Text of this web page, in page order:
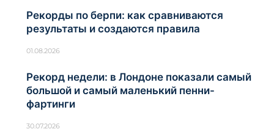
Рекорды по берпи: как сравниваются
результаты и создаются правила
01.08.2026
Рекорд недели: в Лондоне показали самый
большой и самый маленький пенни-
фартинги
30.07.2026